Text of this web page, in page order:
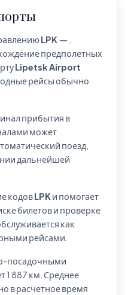
LPK —
предполетных
Lipetsk Airport
рейсы обычно
прибытия в
может
поезд,
дальнейшей
кодовLPK и помогает
билетов и проверке
как
рейсами.
посадочными
1 887 км. Среднее
в расчетное время